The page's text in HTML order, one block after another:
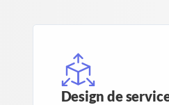
Design de